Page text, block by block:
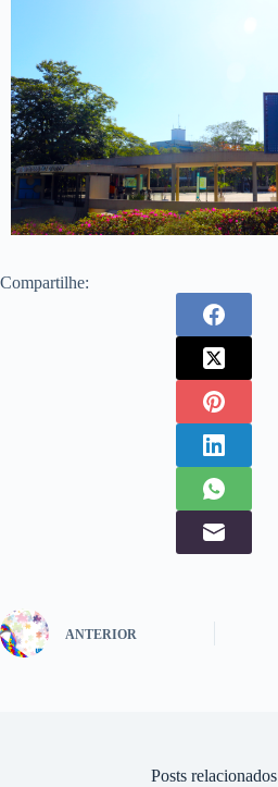
Compartilhe:
ANTERIOR
Posts relacionados